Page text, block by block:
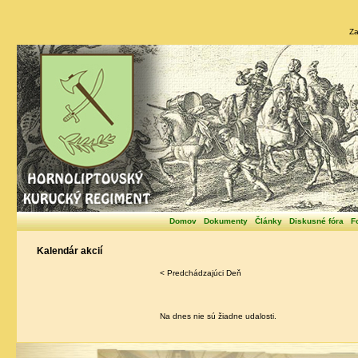
Domov Dokumenty Články Diskusné fóra
Kalendár akcií
< Predchádzajúci Deň
Na dnes nie sú žiadne udalosti.